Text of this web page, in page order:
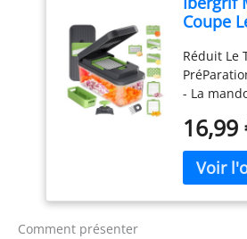
répondre
besoins.
moyennes
épaisses
recettes.
s’adapter
Coupe
Réduit Le
- La
de 1300
1
micro-
fraîcheur
16,99
Comment présenter